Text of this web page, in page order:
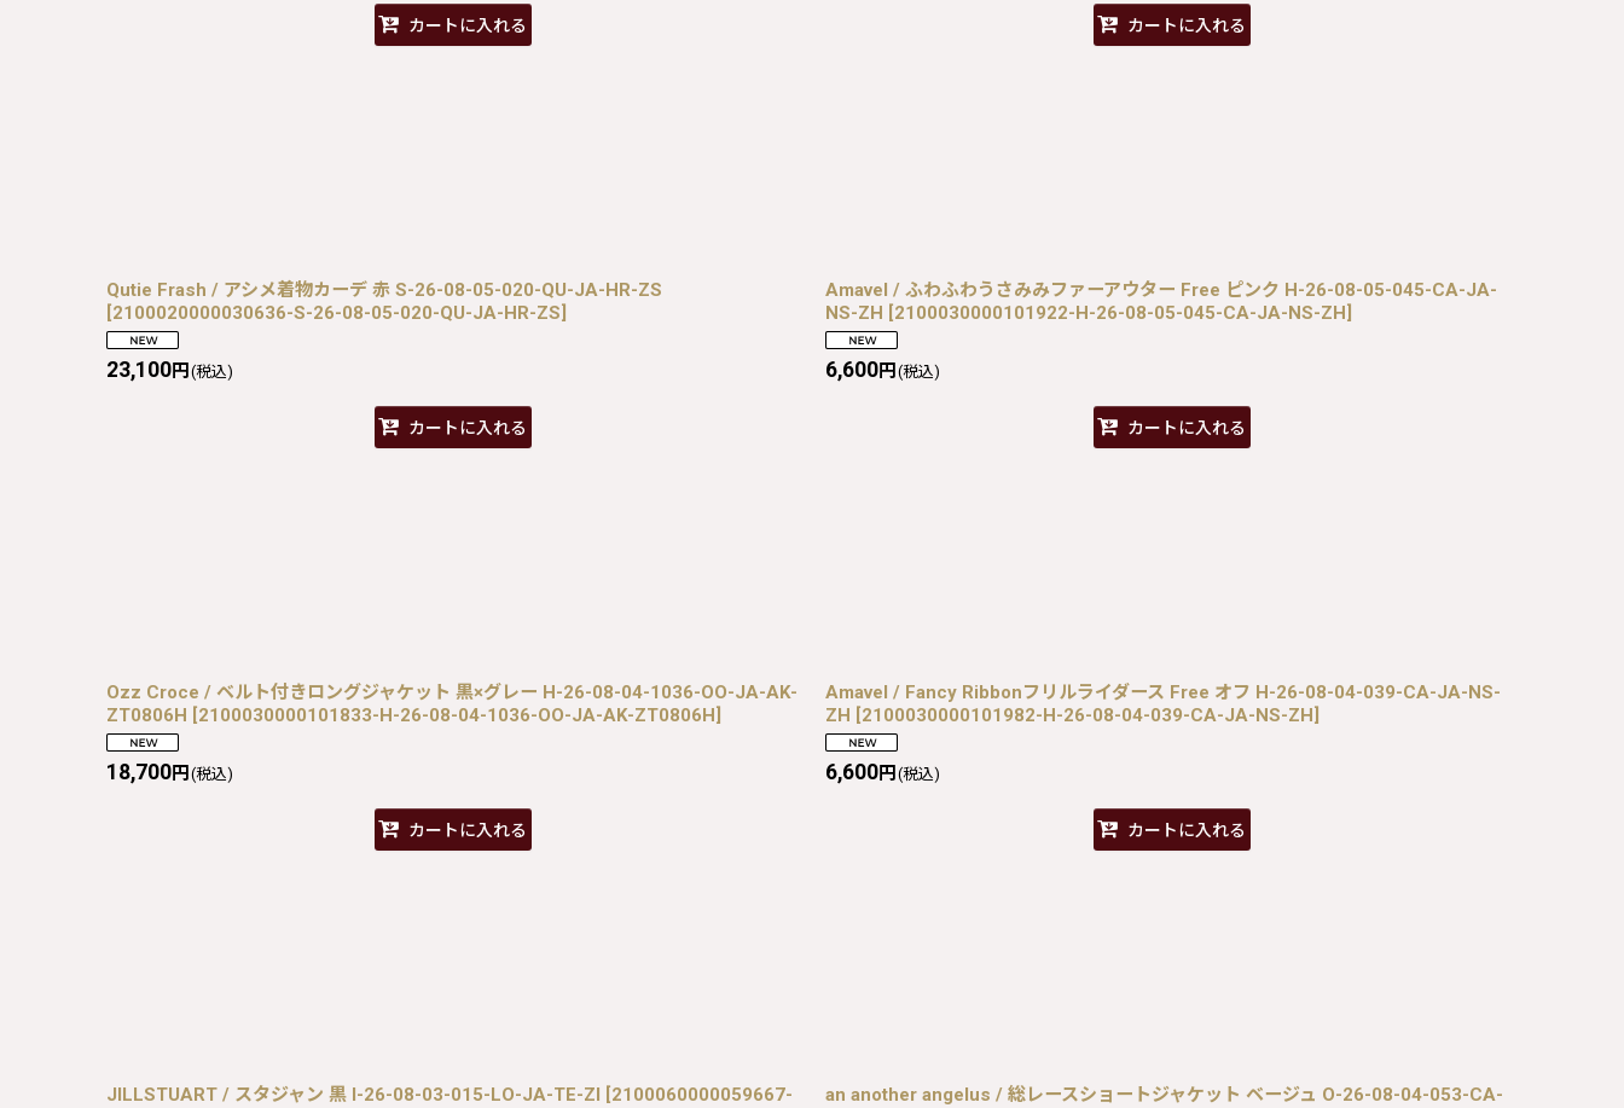
カートに入れる カートに入れる
Qutie Frash / アシメ着物カーデ 赤 S-26-08-05-020-QU-JA-HR-ZS
[2100020000030636-S-26-08-05-020-QU-JA-HR-ZS]
23,100円 (税込)
カートに入れる
Amavel / ふわふわうさみみファーアウター Free ピンク H-26-08-05-045-CA-JA-
NS-ZH [2100030000101922-H-26-08-05-045-CA-JA-NS-ZH]
6,600円 (税込)
カートに入れる
Ozz Croce / ベルト付きロングジャケット 黒×グレー H-26-08-04-1036-OO-JA-AK-
ZT0806H [2100030000101833-H-26-08-04-1036-OO-JA-AK-ZT0806H]
18,700円 (税込)
カートに入れる
Amavel / Fancy Ribbonフリルライダース Free オフ H-26-08-04-039-CA-JA-NS-
ZH [2100030000101982-H-26-08-04-039-CA-JA-NS-ZH]
6,600円 (税込)
カートに入れる
JILLSTUART / スタジャン 黒 I-26-08-03-015-LO-JA-TE-ZI [2100060000059667-
an another angelus / 総レースショートジャケット ベージュ O-26-08-04-053-CA-